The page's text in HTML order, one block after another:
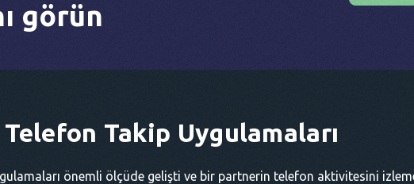
görün
Takip Uygulamaları
önemli ölçüde gelişti ve bir partnerin telefon aktivitesini